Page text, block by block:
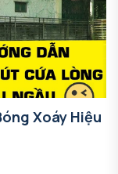
Xoáy Hiệu